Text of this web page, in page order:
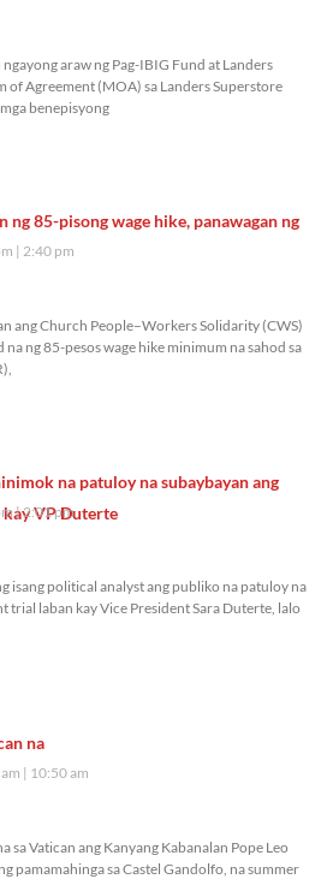
araw ng Pag-IBIG Fund at Landers
of Agreement (MOA) sa Landers Superstore
benepisyong
ng 85-pisong wage hike, panawagan ng
2:40 pm
ang Church People–Workers Solidarity (CWS)
ng 85-pesos wage hike minimum na sahod sa
na patuloy na subaybayan ang
VP Duterte
2:01 pm
isang political analyst ang publiko na patuloy na
trial laban kay Vice President Sara Duterte, lalo
na
10:50 am
sa Vatican ang Kanyang Kabanalan Pope Leo
pamamahinga sa Castel Gandolfo, na summer